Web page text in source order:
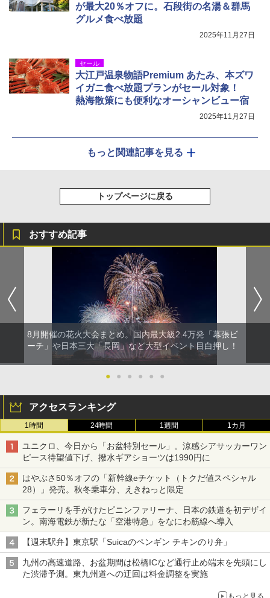
が最大20％オフに。石段街の名湯＆群馬
グルメ食べ放題
2025年11月27日
セール
大江戸温泉物語Premium あたみ、本ズワ
イガニ食べ放題プランがセール対象！
熱海散策にも便利なオーシャンビュー宿
2025年11月27日
もっと関連記事を見る
トップページに戻る
おすすめ記事
8月開催の花火大会まとめ。国内最大級2.4万発「幕張ビ
ーチ」や日本三大「長岡」など大型イベント目白押し！
● ● ● ● ● ●
アクセスランキング
1時間 24時間 1週間 1カ月
ユニクロ、今日から「お盆特別セール」。涼感シアサッカーワン
ピース待望値下げ、撥水ギアショーツは1990円に
はやぶさ50％オフの「新幹線eチケット（トクだ値スペシャル
28）」発売。秋冬乗車分、えきねっと限定
フェラーリを手がけたピニンファリーナ、日本の鉄道を初デザイ
ン。南海電鉄が新たな「空港特急」をなにわ筋線へ導入
【週末駅弁】東京駅「Suicaのペンギン チキンのり弁」
九州の高速道路、お盆期間は松橋ICなど通行止め端末を先頭にし
た渋滞予測。東九州道への迂回は料金調整を実施
もっと見る